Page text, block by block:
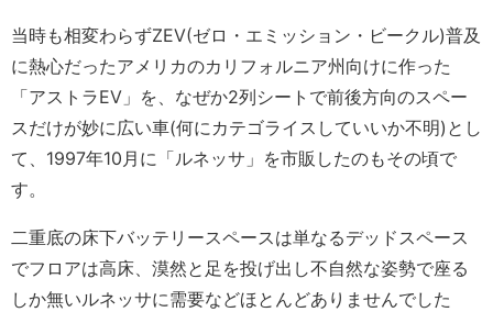
当時も相変わらずZEV(ゼロ・エミッション・ビークル)普及
に熱心だったアメリカのカリフォルニア州向けに作った
「アストラEV」を、なぜか2列シートで前後方向のスペー
スだけが妙に広い車(何にカテゴライスしていいか不明)とし
て、1997年10月に「ルネッサ」を市販したのもその頃で
す。
二重底の床下バッテリースペースは単なるデッドスペース
でフロアは高床、漠然と足を投げ出し不自然な姿勢で座る
しか無いルネッサに需要などほとんどありませんでした